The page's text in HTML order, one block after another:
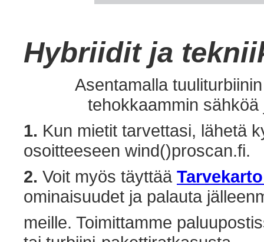
Hybriidit ja
Asentamalla
tehokkaammin
1. Kun mietit tarvettasi, lähetä
osoitteeseen wind()proscan.fi.
2. Voit myös täyttää
ominaisuudet ja palauta
meille. Toimittamme